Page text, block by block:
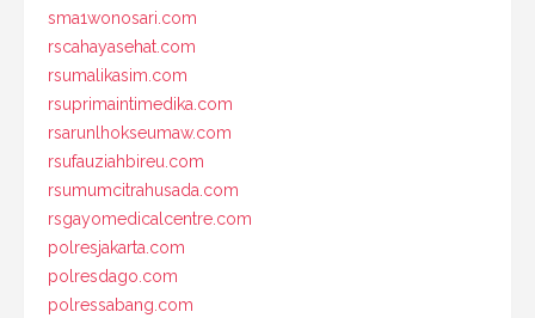
sma1wonosari.com
rscahayasehat.com
rsumalikasim.com
rsuprimaintimedika.com
rsarunlhokseumaw.com
rsufauziahbireu.com
rsumumcitrahusada.com
rsgayomedicalcentre.com
polresjakarta.com
polresdago.com
polressabang.com